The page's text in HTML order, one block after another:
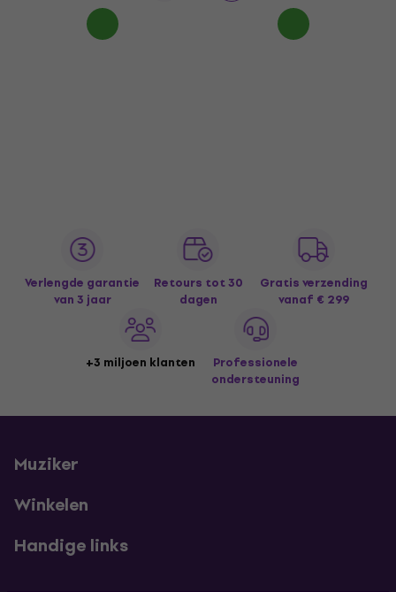
Verlengde garantie
van 3 jaar
Retours tot 30
dagen
Gratis verzending
vanaf € 299
+3 miljoen klanten
Professionele
ondersteuning
Muziker
Winkelen
Handige links